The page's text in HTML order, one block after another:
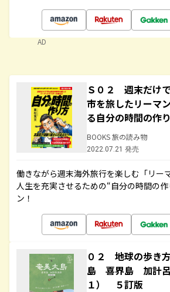
AD
Ｓ０２ 週末だけ
市を旅したリーマ
る自分の時間の作
BOOKS 旅の読み物
2022.07.21 発売
働きながら週末海外旅行を楽しむ「リー
人生を充実させるための“自分の時間の
ン！
０２ 地球の歩
島 喜界島 加計呂
１） ５訂版